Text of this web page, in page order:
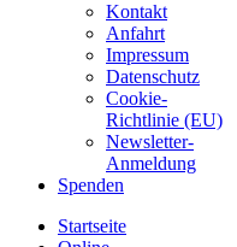
Kontakt
Anfahrt
Impressum
Datenschutz
Cookie-
Richtlinie (EU)
Newsletter-
Anmeldung
Spenden
Startseite